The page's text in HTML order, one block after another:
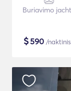
Buriavimo
$590 /naktinis